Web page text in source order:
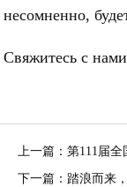
несомненно,
Свяжитесь с
上一篇：第111届
下一篇：踏浪而来